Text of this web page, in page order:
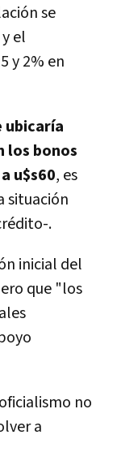
se
y el
y 2% en
ubicaría
los bonos
u$s60, es
situación
-.
inicial del
que "los
no
a